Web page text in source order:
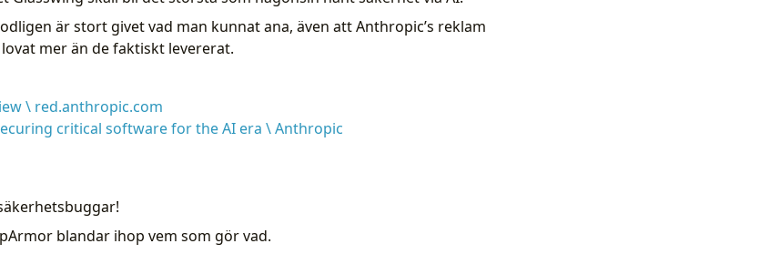
är stort givet vad man kunnat ana, även att Anthropic’s reklam
mer än de faktiskt levererat.
\ red.anthropic.com
critical software for the AI era \ Anthropic
blandar ihop vem som gör vad.